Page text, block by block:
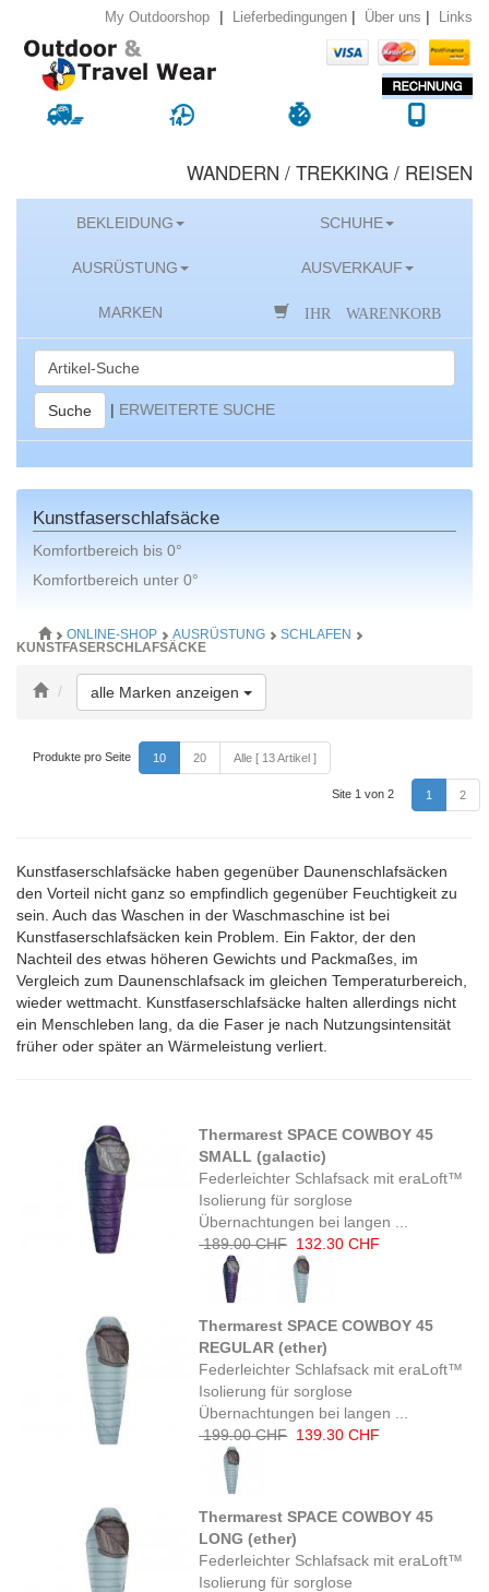
My Outdoorshop | Lieferbedingungen | Über uns | Links
WANDERN / TREKKING / REISEN
BEKLEIDUNG SCHUHE
AUSRÜSTUNG AUSVERKAUF
MARKEN IHR WARENKORB
Suche | ERWEITERTE SUCHE
Kunstfaserschlafsäcke
Komfortbereich bis 0°
Komfortbereich unter 0°
ONLINE-SHOP AUSRÜSTUNG
SCHLAFEN
KUNSTFASERSCHLAFSÄCKE
alle Marken anzeigen Toggle Dropdown
Produkte pro Seite 10 20 Alle [ 13 Artikel ]
Site 1 von 2 1 2
Kunstfaserschlafsäcke haben gegenüber Daunenschlafsäcken
den Vorteil nicht ganz so empfindlich gegenüber Feuchtigkeit zu
sein. Auch das Waschen in der Waschmaschine ist bei
Kunstfaserschlafsäcken kein Problem. Ein Faktor, der den
Nachteil des etwas höheren Gewichts und Packmaßes, im
Vergleich zum Daunenschlafsack im gleichen Temperaturbereich,
wieder wettmacht. Kunstfaserschlafsäcke halten allerdings nicht
ein Menschleben lang, da die Faser je nach Nutzungsintensität
früher oder später an Wärmeleistung verliert.
Thermarest SPACE COWBOY 45
SMALL (galactic)
Federleichter Schlafsack mit eraLoft™
Isolierung für sorglose
Übernachtungen bei langen ...
189.00 CHF 132.30 CHF
Thermarest SPACE COWBOY 45
REGULAR (ether)
Federleichter Schlafsack mit eraLoft™
Isolierung für sorglose
Übernachtungen bei langen ...
199.00 CHF 139.30 CHF
Thermarest SPACE COWBOY 45
LONG (ether)
Federleichter Schlafsack mit eraLoft™
Isolierung für sorglose